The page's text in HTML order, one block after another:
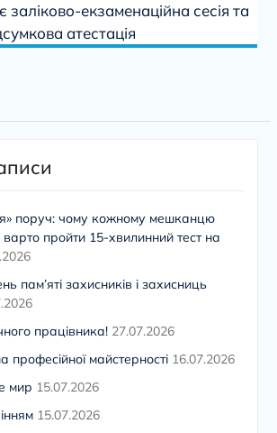
заліково-екзаменаційна сесія та
атестація
поруч: чому кожному мешканцю
варто пройти 15-хвилинний тест на
пам’яті захисників і захисниць
працівника! 27.07.2026
майстерності 16.07.2026
мир 15.07.2026
15.07.2026